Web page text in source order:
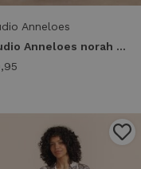
Anneloes
Studio Anneloes norah 2way dress 13966 Jurk 5800 plum